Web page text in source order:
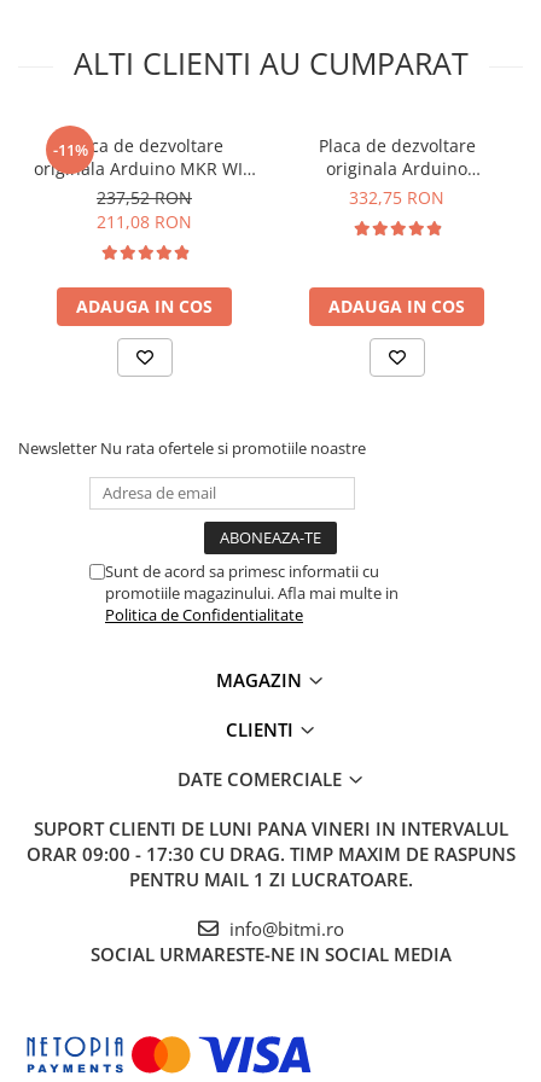
Lanterne de Cap
Lanterne de Mana
Proiectoare LED
Aeroterme
Roboti de Pornire Auto
Microscoape Biologice
1x Placa de dezvoltare originala Arduino UNO REV3
ALTI CLIENTI AU CUMPARAT
-11%
Placa de dezvoltare
originala Arduino MKR WIFI
1010
237,52 RON
211,08 RON
ADAUGA IN COS
Placa de dezvoltare
originala Arduino
Mega2560 Rev3
332,75 RON
ADAUGA IN COS
Newsletter Nu rata ofertele si promotiile noastre
Sunt de acord sa primesc informatii cu
promotiile magazinului. Afla mai multe in
Politica de Confidentialitate
MAGAZIN
CLIENTI
DATE COMERCIALE
SUPORT CLIENTI DE LUNI PANA VINERI IN INTERVALUL
ORAR 09:00 - 17:30 CU DRAG. TIMP MAXIM DE RASPUNS
PENTRU MAIL 1 ZI LUCRATOARE.
info@bitmi.ro
SOCIAL URMARESTE-NE IN SOCIAL MEDIA